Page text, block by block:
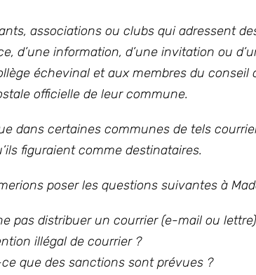
associations ou clubs qui adressent
d’une information, d’une invitation ou
échevinal et aux membres du
officielle de leur commune.
dans certaines communes de tels
figuraient comme destinataires.
poser les questions suivantes à
pas distribuer un courrier (e-mail ou
illégal de courrier ?
que des sanctions sont prévues ?